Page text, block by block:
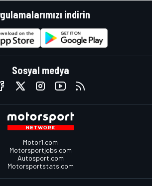
indirin
Sosyal medya
Motor1.com
Motorsportjobs.com
Autosport.com
Motorsportstats.com